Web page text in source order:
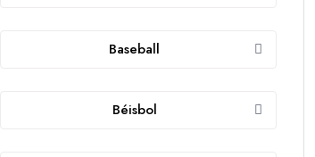
Baseball
Béisbol